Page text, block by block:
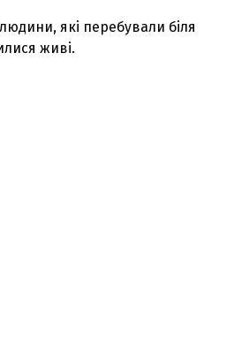
які перебували біля
живі.